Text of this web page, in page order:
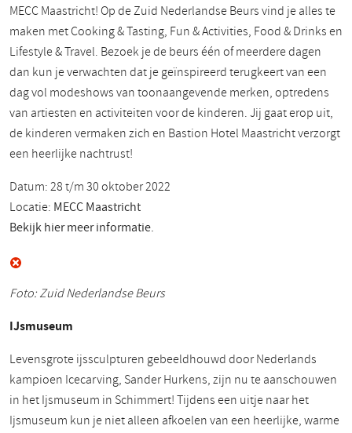
MECC Maastricht! Op de Zuid Nederlandse Beurs vind je alles te
maken met Cooking & Tasting, Fun & Activities, Food & Drinks en
Lifestyle & Travel. Bezoek je de beurs één of meerdere dagen
dan kun je verwachten dat je geïnspireerd terugkeert van een
dag vol modeshows van toonaangevende merken, optredens
van artiesten en activiteiten voor de kinderen. Jij gaat erop uit,
de kinderen vermaken zich en Bastion Hotel Maastricht verzorgt
een heerlijke nachtrust!
Datum: 28 t/m 30 oktober 2022
Locatie: MECC Maastricht
Bekijk hier meer informatie.
Foto: Zuid Nederlandse Beurs
IJsmuseum
Levensgrote ijssculpturen gebeeldhouwd door Nederlands
kampioen Icecarving, Sander Hurkens, zijn nu te aanschouwen
in het Ijsmuseum in Schimmert! Tijdens een uitje naar het
Ijsmuseum kun je niet alleen afkoelen van een heerlijke, warme